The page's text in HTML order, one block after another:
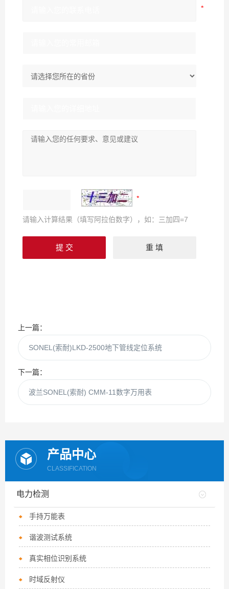
请输入计算结果（填写阿拉伯数字），如：三加四=7
上一篇：
SONEL(索耐)LKD-2500地下管线定位系统
下一篇：
波兰SONEL(索耐) CMM-11数字万用表
产品中心
CLASSIFICATION
电力检测
手持万能表
谐波测试系统
真实相位识别系统
时域反射仪